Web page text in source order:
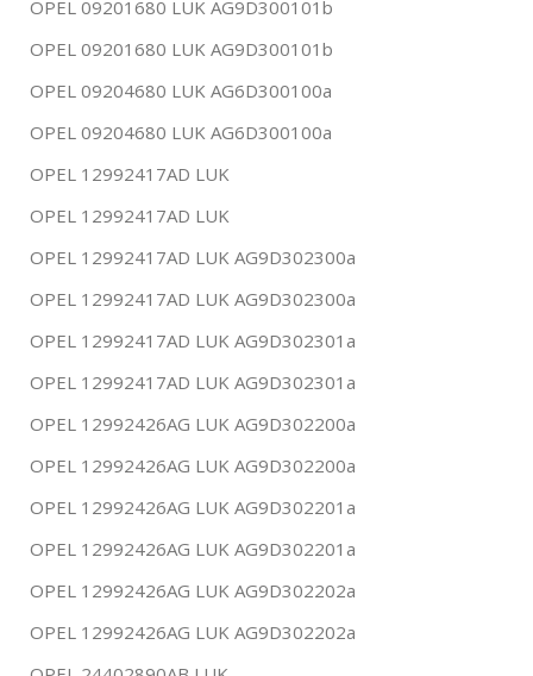
OPEL 09201680 LUK AG9D300101b
OPEL 09201680 LUK AG9D300101b
OPEL 09204680 LUK AG6D300100a
OPEL 09204680 LUK AG6D300100a
OPEL 12992417AD LUK
OPEL 12992417AD LUK
OPEL 12992417AD LUK AG9D302300a
OPEL 12992417AD LUK AG9D302300a
OPEL 12992417AD LUK AG9D302301a
OPEL 12992417AD LUK AG9D302301a
OPEL 12992426AG LUK AG9D302200a
OPEL 12992426AG LUK AG9D302200a
OPEL 12992426AG LUK AG9D302201a
OPEL 12992426AG LUK AG9D302201a
OPEL 12992426AG LUK AG9D302202a
OPEL 12992426AG LUK AG9D302202a